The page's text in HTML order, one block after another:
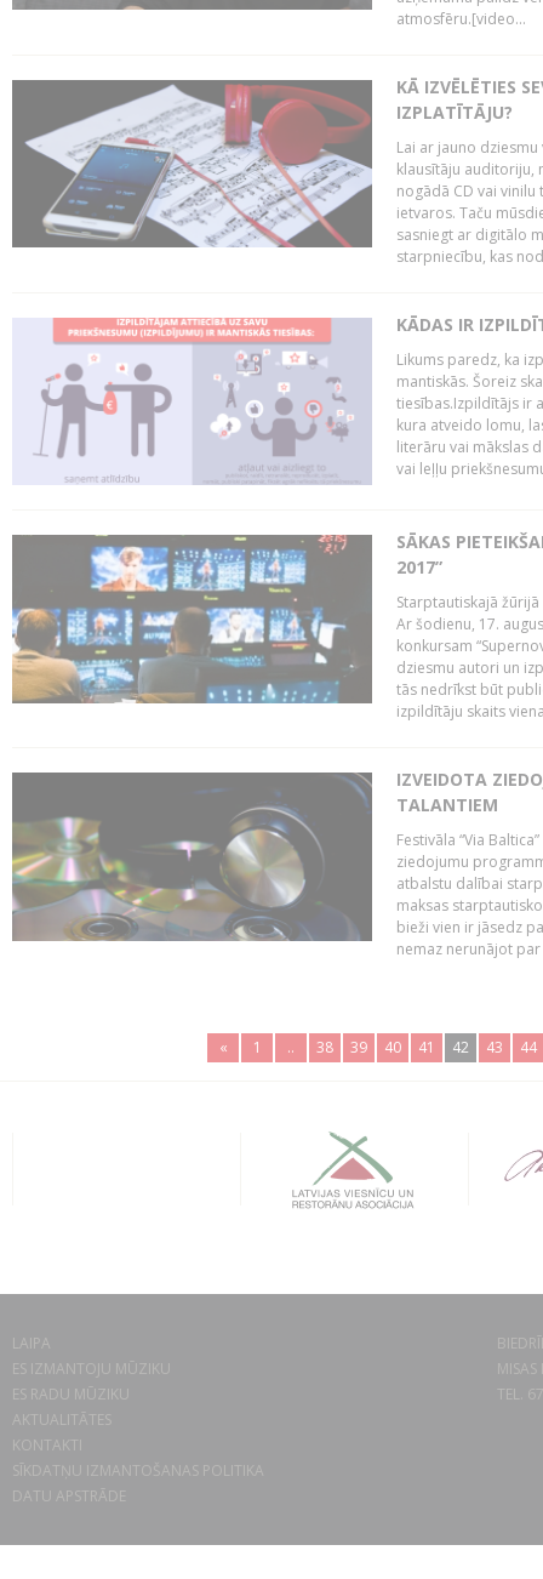
atmosfēru.[video...
KĀ IZVĒLĒTIES
IZPLATĪTĀJU?
Lai ar jauno
klausītāju auditoriju,
nogādā CD vai
ietvaros. Taču
sasniegt ar digitālo
starpniecību, kas
KĀDAS IR
Likums paredz, ka
mantiskās. Šoreiz
tiesības.Izpildītājs ir
kura atveido lomu,
literāru vai mākslas
vai leļļu
SĀKAS
2017”
Starptautiskajā
Ar šodienu, 17.
konkursam
dziesmu autori un
tās nedrīkst būt
izpildītāju skaits
IZVEIDOTA
TALANTIEM
Festivāla “Via
ziedojumu
atbalstu dalībai
maksas
bieži vien ir jāsedz
nemaz nerunājot
« 1 .. 38 39 40 41 42 43 44
LAIPA
ES IZMANTOJU MŪZIKU
ES RADU MŪZIKU
AKTUALITĀTES
KONTAKTI
SĪKDATŅU IZMANTOŠANAS POLITIKA
DATU APSTRĀDE
TEL.